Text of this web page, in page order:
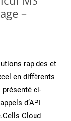
–
rapides et
en différents
présenté ci-
d’API
Cloud